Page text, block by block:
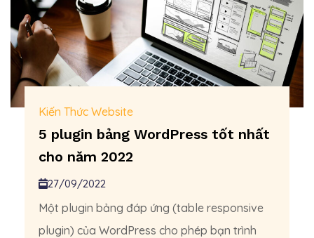
Kiến Thức Website
5 plugin bảng WordPress tốt nhất
cho năm 2022
27/09/2022
Một plugin bảng đáp ứng (table responsive
plugin) của WordPress cho phép bạn trình